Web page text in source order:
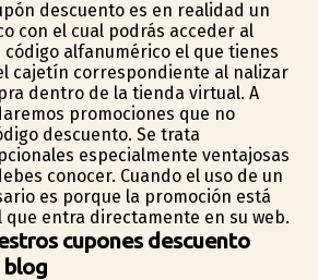
descuento es en realidad un
con el cual podrás acceder al
código alfanumérico el que tienes
cajetín correspondiente al finalizar
dentro de la tienda virtual. A
promociones que no
descuento. Se trata
especialmente ventajosas
conocer. Cuando el uso de un
es porque la promoción está
entra directamente en su web.
cupones descuento
blog